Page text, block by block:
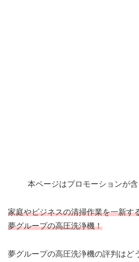
本ページはプロモーションが含
家庭やビジネスの清掃作業を一新す
夢グループの高圧洗浄機！
夢グループの高圧洗浄機の評判はど